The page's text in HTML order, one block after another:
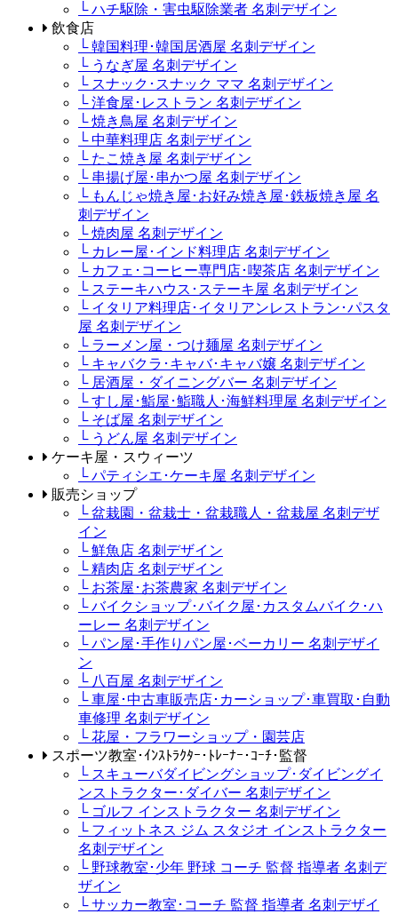
└ ハチ駆除・害虫駆除業者 名刺デザイン
飲食店
└ 韓国料理･韓国居酒屋 名刺デザイン
└ うなぎ屋 名刺デザイン
└ スナック･スナック ママ 名刺デザイン
└ 洋食屋･レストラン 名刺デザイン
└ 焼き鳥屋 名刺デザイン
└ 中華料理店 名刺デザイン
└ たこ焼き屋 名刺デザイン
└ 串揚げ屋･串かつ屋 名刺デザイン
└ もんじゃ焼き屋･お好み焼き屋･鉄板焼き屋 名
刺デザイン
└ 焼肉屋 名刺デザイン
└ カレー屋･インド料理店 名刺デザイン
└ カフェ･コーヒー専門店･喫茶店 名刺デザイン
└ ステーキハウス･ステーキ屋 名刺デザイン
└ イタリア料理店･イタリアンレストラン･パスタ
屋 名刺デザイン
└ ラーメン屋・つけ麺屋 名刺デザイン
└ キャバクラ･キャバ･キャバ嬢 名刺デザイン
└ 居酒屋・ダイニングバー 名刺デザイン
└ すし屋･鮨屋･鮨職人･海鮮料理屋 名刺デザイン
└ そば屋 名刺デザイン
└ うどん屋 名刺デザイン
ケーキ屋・スウィーツ
└ パティシエ･ケーキ屋 名刺デザイン
販売ショップ
└ 盆栽園・盆栽士・盆栽職人・盆栽屋 名刺デザ
イン
└ 鮮魚店 名刺デザイン
└ 精肉店 名刺デザイン
└ お茶屋･お茶農家 名刺デザイン
└ バイクショップ･バイク屋･カスタムバイク･ハ
ーレー 名刺デザイン
└ パン屋･手作りパン屋･ベーカリー 名刺デザイ
ン
└ 八百屋 名刺デザイン
└ 車屋･中古車販売店･カーショップ･車買取･自動
車修理 名刺デザイン
└ 花屋・フラワーショップ・園芸店
スポーツ教室･ｲﾝｽﾄﾗｸﾀｰ･ﾄﾚｰﾅｰ･ｺｰﾁ･監督
└ スキューバダイビングショップ･ダイビングイ
ンストラクター･ダイバー 名刺デザイン
└ ゴルフ インストラクター 名刺デザイン
└ フィットネス ジム スタジオ インストラクター
名刺デザイン
└ 野球教室･少年 野球 コーチ 監督 指導者 名刺デ
ザイン
└ サッカー教室･コーチ 監督 指導者 名刺デザイ